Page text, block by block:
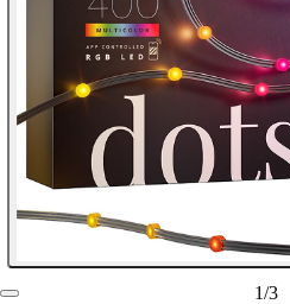
1/3